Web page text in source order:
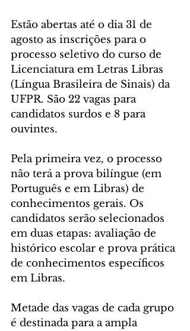
Estão abertas até o dia 31 de
agosto as inscrições para o
processo seletivo do curso de
Licenciatura em Letras Libras
(Língua Brasileira de Sinais) da
UFPR. São 22 vagas para
candidatos surdos e 8 para
ouvintes.
Pela primeira vez, o processo
não terá a prova bilíngue (em
Português e em Libras) de
conhecimentos gerais. Os
candidatos serão selecionados
em duas etapas: avaliação de
histórico escolar e prova prática
de conhecimentos específicos
em Libras.
Metade das vagas de cada grupo
é destinada para a ampla